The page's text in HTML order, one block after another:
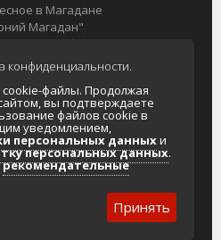
в Магадане
Магадан"
доска объявлений
туристический портал
в отношении обработки
данных
на обработку персональных
конфиденциальности.
cookie-файлы. Продолжая
вы подтверждаете
файлов cookie в
уведомлением,
персональных данныхи
персональных данных.
рекомендательные
Принять